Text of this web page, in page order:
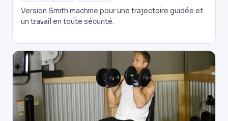
Version Smith machine pour une trajectoire guidée et
un travail en toute sécurité.